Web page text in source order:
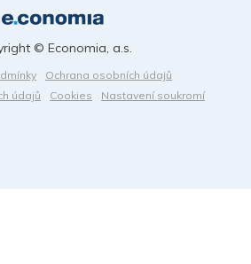
Ochrana osobních údajů
údajů
Cookies Nastavení soukromí
© Economia, a.s.